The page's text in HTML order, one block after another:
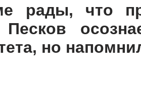
рады, что
но